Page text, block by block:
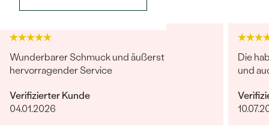
Bestseller
Wunderbarer Schmuck und äußerst
hervorragender Service
Verifizierter Kunde
04.01.2026
Die
und